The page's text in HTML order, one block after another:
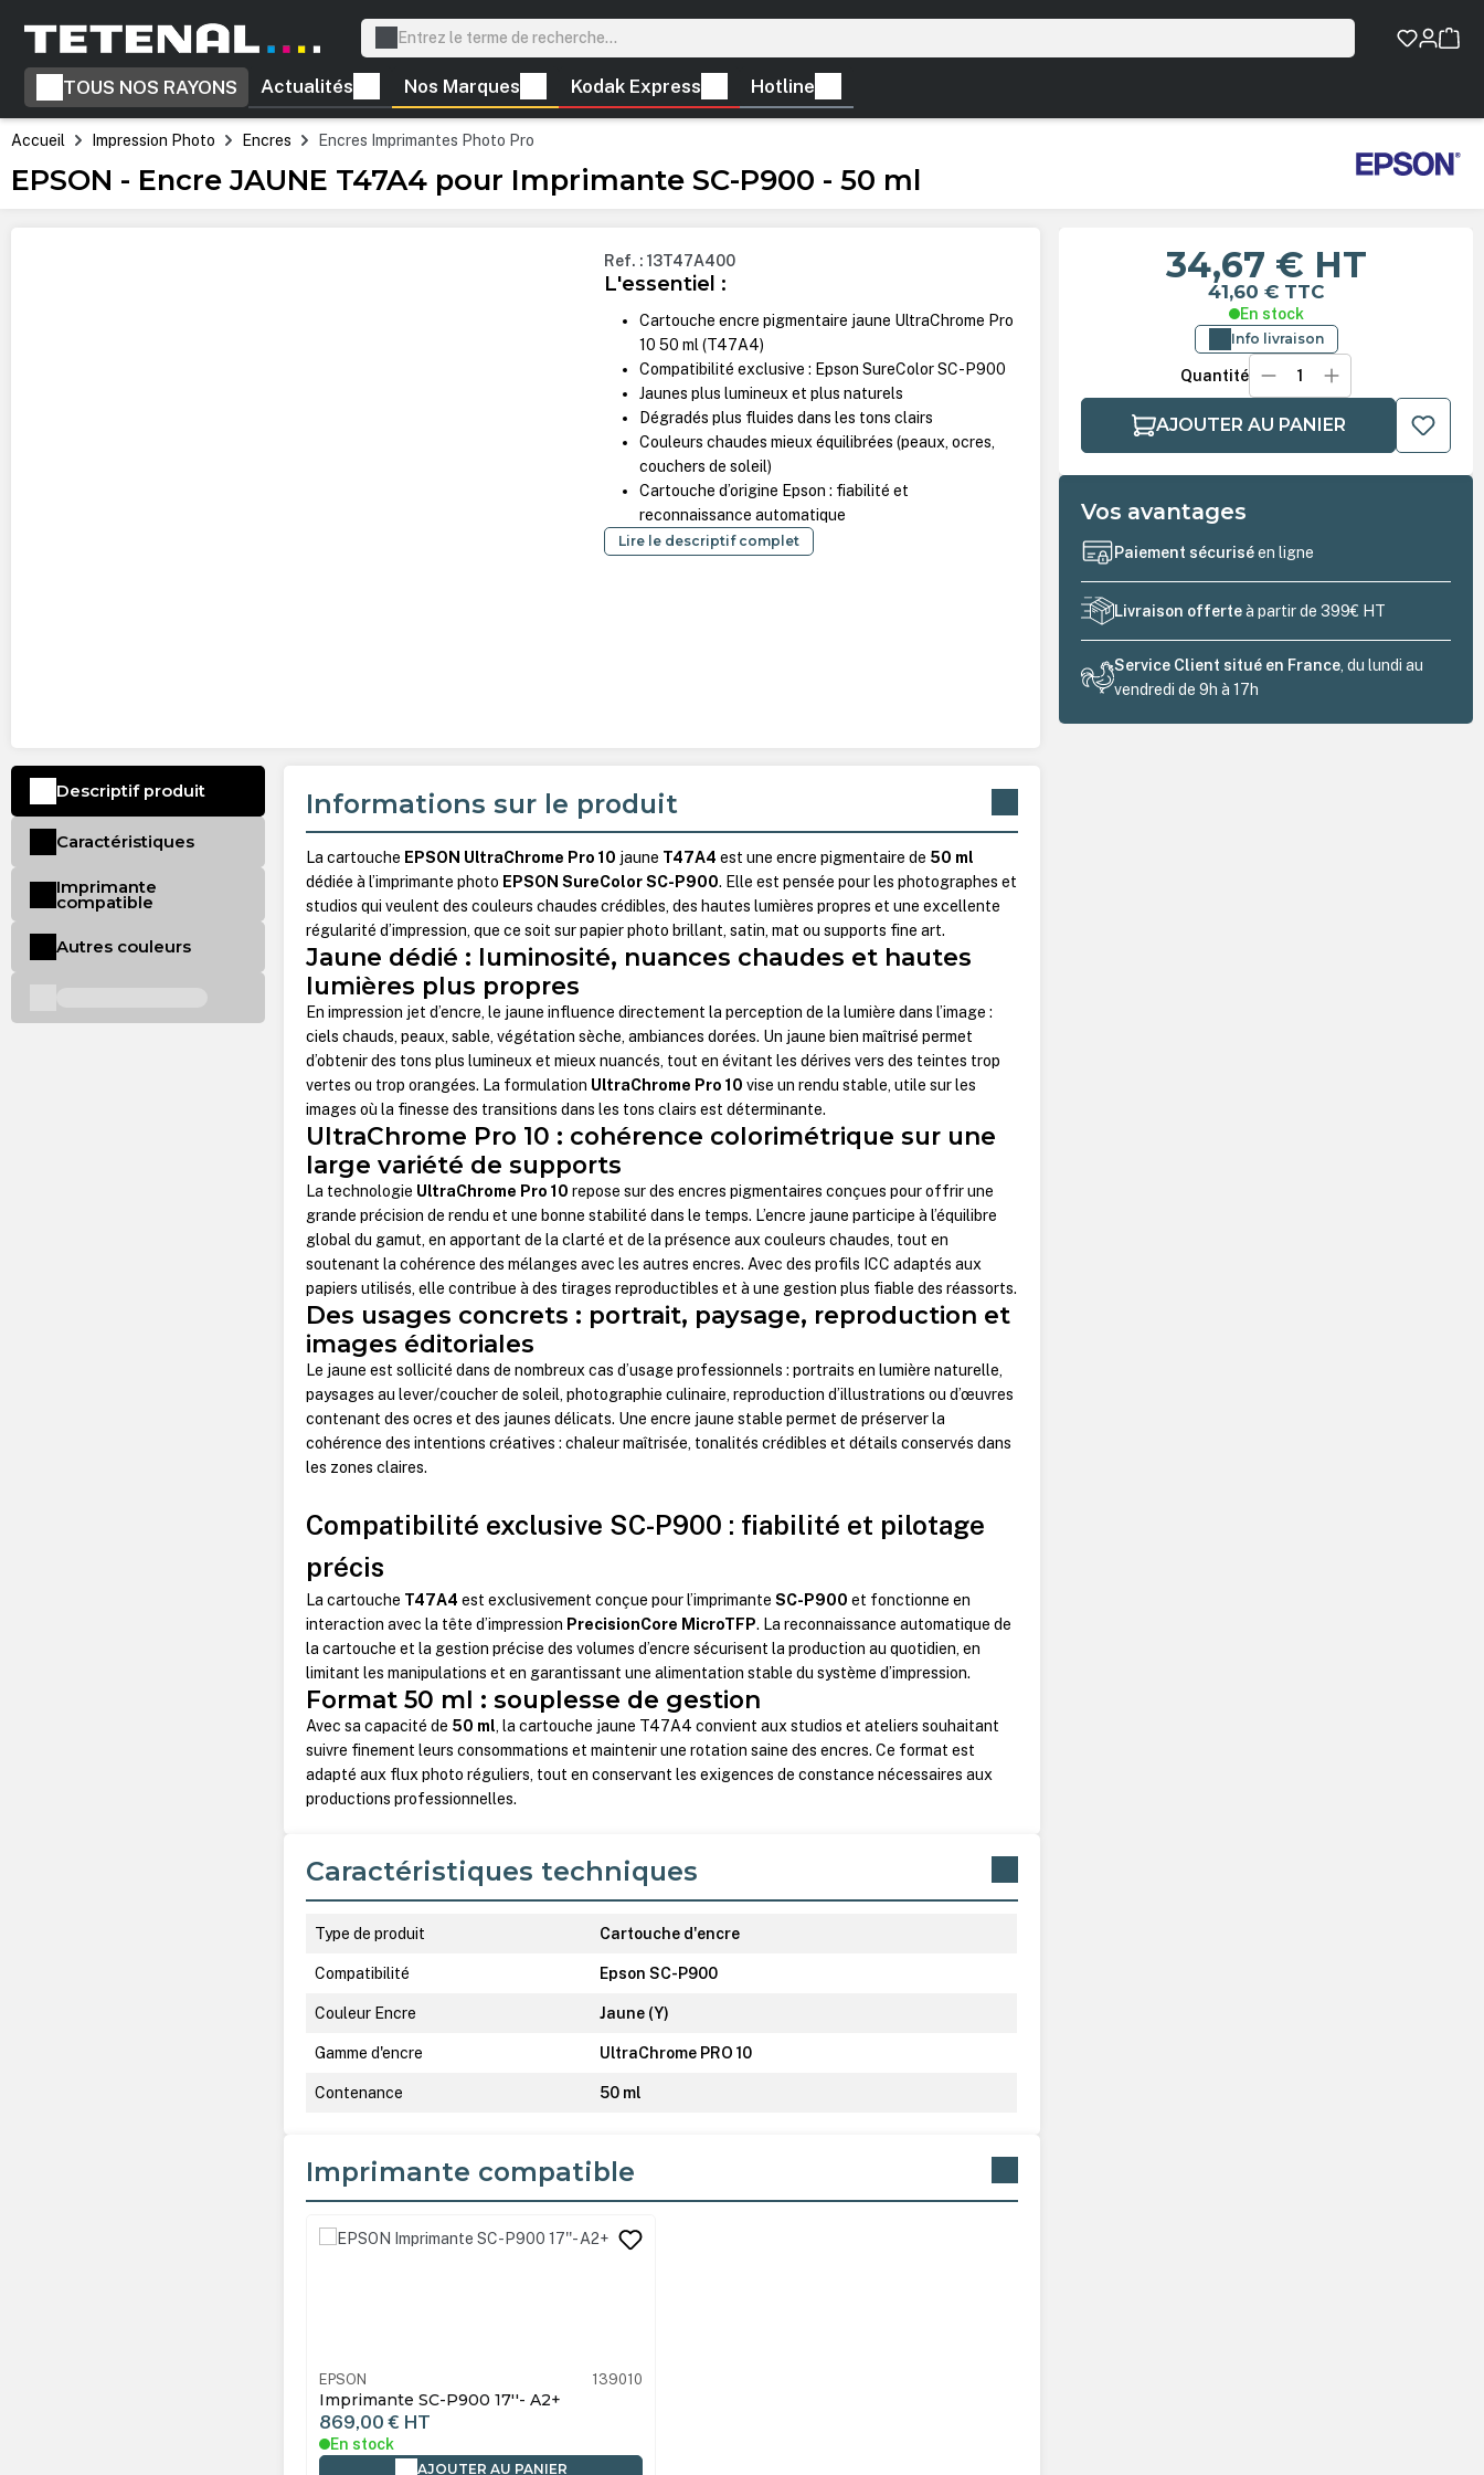
Passer à la navigation principale
TOUS NOS RAYONS Actualités Nos Marques Kodak Express Hotline
Accueil Impression Photo Encres Encres Imprimantes Photo Pro
EPSON - Encre JAUNE T47A4 pour Imprimante SC-P900 - 50 ml
Ref. : 13T47A400
L'essentiel :
Cartouche encre pigmentaire jaune UltraChrome Pro
10 50 ml (T47A4)
Compatibilité exclusive : Epson SureColor SC-P900
Jaunes plus lumineux et plus naturels
Dégradés plus fluides dans les tons clairs
Couleurs chaudes mieux équilibrées (peaux, ocres,
couchers de soleil)
Cartouche d’origine Epson : fiabilité et
reconnaissance automatique
Lire le descriptif complet
34,67 € HT
41,60 € TTC
En stock
Info livraison
Quantité
AJOUTER AU PANIER
Vos avantages
Paiement sécuriséen ligne
Livraison offerteà partir de 399€ HT
Service Client situé en France , du lundi au
vendredi de 9h à 17h
Informations sur le produit
La cartouche EPSON UltraChrome Pro 10 jaune T47A4 est une encre pigmentaire de 50 ml
dédiée à l’imprimante photo EPSON SureColor SC-P900. Elle est pensée pour les photographes et
studios qui veulent des couleurs chaudes crédibles, des hautes lumières propres et une excellente
régularité d’impression, que ce soit sur papier photo brillant, satin, mat ou supports fine art.
Jaune dédié : luminosité, nuances chaudes et hautes
lumières plus propres
En impression jet d’encre, le jaune influence directement la perception de la lumière dans l’image :
ciels chauds, peaux, sable, végétation sèche, ambiances dorées. Un jaune bien maîtrisé permet
d’obtenir des tons plus lumineux et mieux nuancés, tout en évitant les dérives vers des teintes trop
vertes ou trop orangées. La formulation UltraChrome Pro 10 vise un rendu stable, utile sur les
images où la finesse des transitions dans les tons clairs est déterminante.
UltraChrome Pro 10 : cohérence colorimétrique sur une
large variété de supports
La technologie UltraChrome Pro 10 repose sur des encres pigmentaires conçues pour offrir une
grande précision de rendu et une bonne stabilité dans le temps. L’encre jaune participe à l’équilibre
global du gamut, en apportant de la clarté et de la présence aux couleurs chaudes, tout en
soutenant la cohérence des mélanges avec les autres encres. Avec des profils ICC adaptés aux
papiers utilisés, elle contribue à des tirages reproductibles et à une gestion plus fiable des réassorts.
Des usages concrets : portrait, paysage, reproduction et
images éditoriales
Le jaune est sollicité dans de nombreux cas d’usage professionnels : portraits en lumière naturelle,
paysages au lever/coucher de soleil, photographie culinaire, reproduction d’illustrations ou d’œuvres
contenant des ocres et des jaunes délicats. Une encre jaune stable permet de préserver la
cohérence des intentions créatives : chaleur maîtrisée, tonalités crédibles et détails conservés dans
les zones claires.
Compatibilité exclusive SC-P900 : fiabilité et pilotage
précis
La cartouche T47A4 est exclusivement conçue pour l’imprimanteSC-P900 et fonctionne en
interaction avec la tête d’impression PrecisionCore MicroTFP. La reconnaissance automatique de
la cartouche et la gestion précise des volumes d’encre sécurisent la production au quotidien, en
limitant les manipulations et en garantissant une alimentation stable du système d’impression.
Format 50 ml : souplesse de gestion
Avec sa capacité de 50 ml, la cartouche jaune T47A4 convient aux studios et ateliers souhaitant
suivre finement leurs consommations et maintenir une rotation saine des encres. Ce format est
adapté aux flux photo réguliers, tout en conservant les exigences de constance nécessaires aux
productions professionnelles.
Caractéristiques techniques
Type de produit Cartouche d'encre
Compatibilité Epson SC-P900
Couleur Encre Jaune (Y)
Gamme d'encre UltraChrome PRO 10
Contenance 50 ml
Imprimante compatible
Ignorer la galerie de produits
EPSON 139010
Imprimante SC-P900 17''- A2+
869,00 € HT
En stock
AJOUTER AU PANIER
Descriptif produit
Caractéristiques
Imprimante
compatible
Autres couleurs